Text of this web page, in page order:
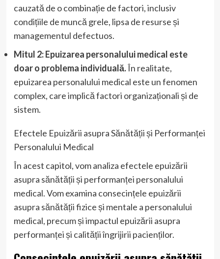
cauzată de o combinație de factori, inclusiv
condițiile de muncă grele, lipsa de resurse și
managementul defectuos.
Mitul 2: Epuizarea personalului medical este
doar o problema individuală.În realitate,
epuizarea personalului medical este un fenomen
complex, care implică factori organizaționali și de
sistem.
Efectele Epuizării asupra Sănătății și Performanței
Personalului Medical
În acest capitol, vom analiza efectele epuizării
asupra sănătății și performanței personalului
medical. Vom examina consecințele epuizării
asupra sănătății fizice și mentale a personalului
medical, precum și impactul epuizării asupra
performanței și calității îngrijirii pacienților.